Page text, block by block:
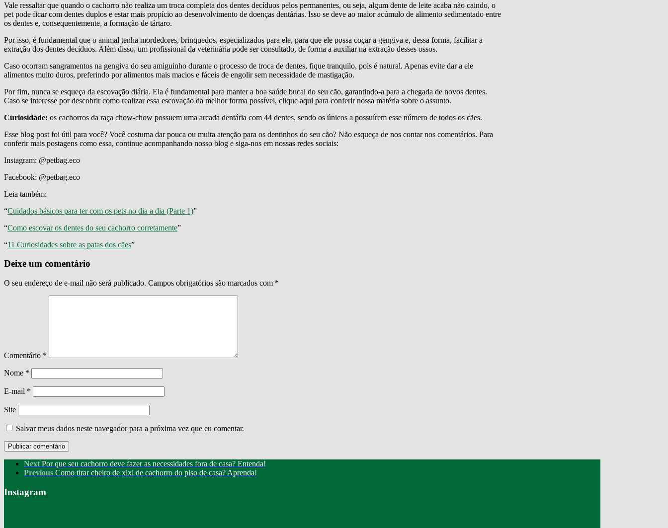
Vale ressaltar que quando o cachorro não realiza um troca completa dos dentes decíduos pelos permanentes, ou seja, algum dente de leite acaba não caindo, o
pet pode ficar com dentes duplos e estar mais propício ao desenvolvimento de doenças dentárias. Isso se deve ao maior acúmulo de alimento sedimentado entre
os dentes e, consequentemente, a formação de tártaro.
Por isso, é fundamental que o animal tenha mordedores, brinquedos, especializados para ele, para que ele possa coçar a gengiva e, dessa forma, facilitar a
extração dos dentes decíduos. Além disso, um profissional da veterinária pode ser consultado, de forma a auxiliar na extração desses ossos.
Caso ocorram sangramentos na gengiva do seu amiguinho durante o processo de troca de dentes, fique tranquilo, pois é natural. Apenas evite dar a ele
alimentos muito duros, preferindo por alimentos mais macios e fáceis de engolir sem necessidade de mastigação.
Por fim, nunca se esqueça da escovação diária. Ela é fundamental para manter a boa saúde bucal do seu cão, garantindo-a para a chegada de novos dentes.
Caso se interesse por descobrir como realizar essa escovação da melhor forma possível, clique aqui para conferir nossa matéria sobre o assunto.
Curiosidade: os cachorros da raça chow-chow possuem uma arcada dentária com 44 dentes, sendo os únicos a possuírem esse número de todos os cães.
Esse blog post foi útil para você? Você costuma dar pouca ou muita atenção para os dentinhos do seu cão? Não esqueça de nos contar nos comentários. Para
conferir mais postagens como essa, continue acompanhando nosso blog e siga-nos em nossas redes sociais:
Instagram: @petbag.eco
Facebook: @petbag.eco
Leia também:
“Cuidados básicos para ter com os pets no dia a dia (Parte 1)”
“Como escovar os dentes do seu cachorro corretamente”
“11 Curiosidades sobre as patas dos cães”
Deixe um comentário
O seu endereço de e-mail não será publicado. Campos obrigatórios são marcados com *
Comentário *
Nome *
E-mail *
Site
Salvar meus dados neste navegador para a próxima vez que eu comentar.
Next Por que seu cachorro deve fazer as necessidades fora de casa? Entenda!
Previous Como tirar cheiro de xixi de cachorro do piso de casa? Aprenda!
Instagram